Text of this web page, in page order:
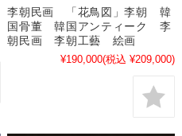
李朝民画 「花鳥図」李朝 韓
国骨董 韓国アンティーク 李
朝民画 李朝工藝 絵画
¥190,000(税込 ¥209,000)